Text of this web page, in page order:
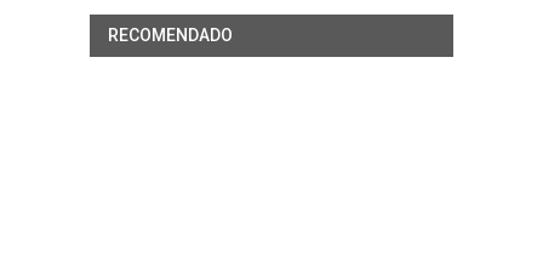
RECOMENDADO